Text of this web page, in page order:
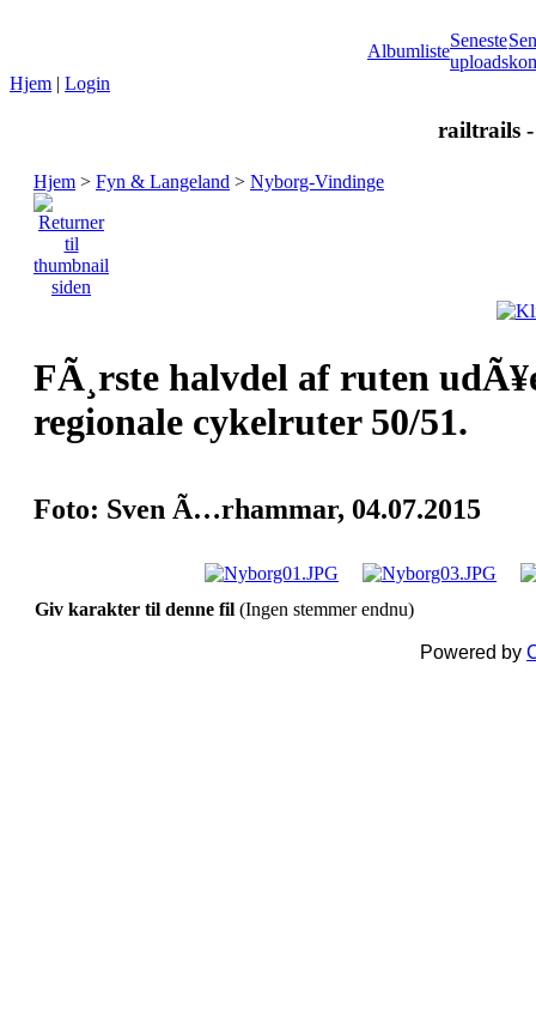
Albumliste
Seneste
uploads
Hjem | Login
railtrails
Hjem > Fyn & Langeland > Nyborg-Vindinge
FÃ¸rste halvdel af ruten
regionale cykelruter 50/51.
Foto: Sven Ã…rhammar, 04.07.2015
Giv karakter til denne fil (Ingen stemmer endnu)
Powered by